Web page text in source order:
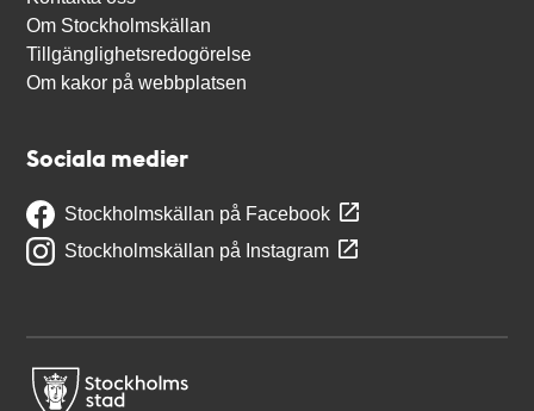
Om Stockholmskällan
Tillgänglighetsredogörelse
Om kakor på webbplatsen
Sociala medier
Stockholmskällan på Facebook
Stockholmskällan på Instagram